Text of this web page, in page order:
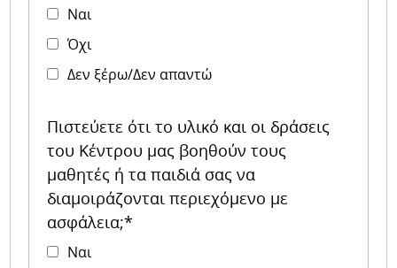
Ναι
Όχι
Δεν ξέρω/Δεν απαντώ
Πιστεύετε ότι το υλικό και οι δράσεις
του Κέντρου μας βοηθούν τους
μαθητές ή τα παιδιά σας να
διαμοιράζονται περιεχόμενο με
ασφάλεια;*
Ναι